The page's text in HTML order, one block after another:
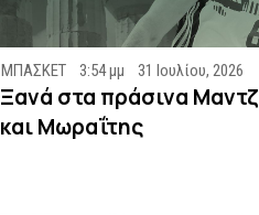
ΜΠΑΣΚΕΤ 3:54 μμ 31 Ιουλίου, 2026
Ξανά στα πράσινα
και Μωραΐτης